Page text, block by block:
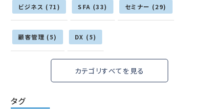
ビジネス (71) SFA (33) セミナー (29)
顧客管理 (5) DX (5)
カテゴリすべてを見る
タグ